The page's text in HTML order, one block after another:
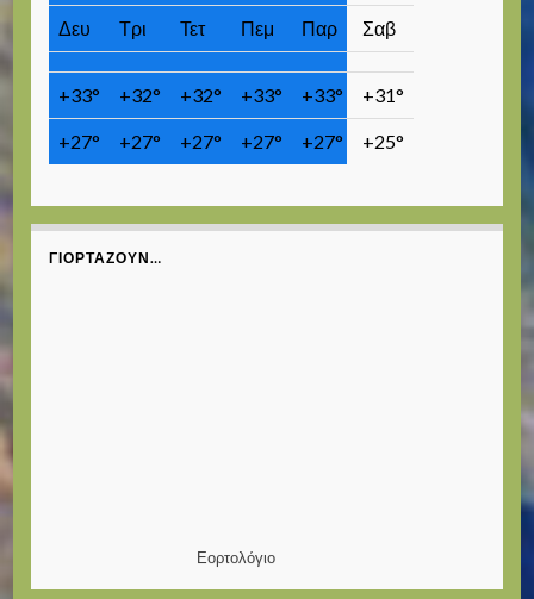
Δευ Τρι Τετ Πεμ Παρ Σαβ
+33° +32° +32° +33° +33° +31°
+27° +27° +27° +27° +27° +25°
ΓΙΟΡΤΆΖΟΥΝ…
Εορτολόγιο